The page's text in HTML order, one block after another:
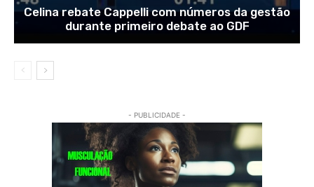
Celina rebate Cappelli com números da gestão
durante primeiro debate ao GDF
- PUBLICIDADE -